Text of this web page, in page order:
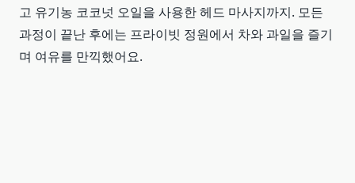
고 유기농 코코넛 오일을 사용한 헤드 마사지까지. 모든
과정이 끝난 후에는 프라이빗 정원에서 차와 과일을 즐기
며 여유를 만끽했어요.